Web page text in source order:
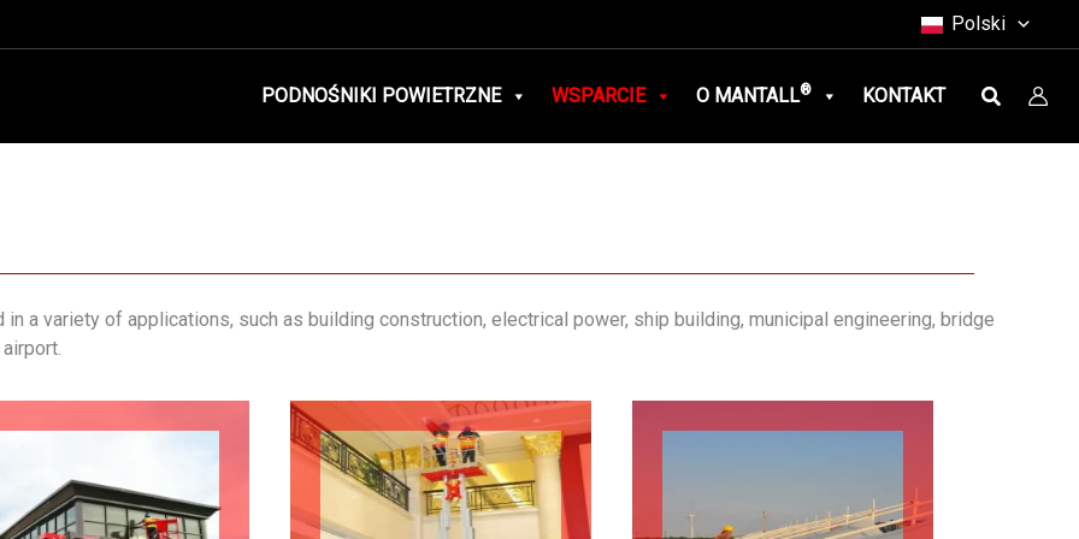
Polski
PODNOŚNIKI POWIETRZNE WSPARCIE O MANTALL® KONTAKT Szukaj
a variety of applications, such as building construction, electrical power, ship building, municipal engineering, bridge